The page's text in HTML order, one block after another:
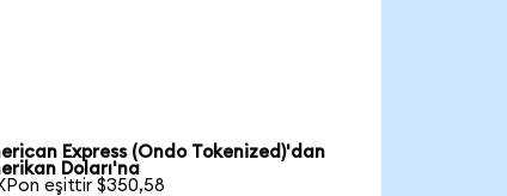
Express (Ondo Tokenized)'dan
Doları'na
eşittir $350,58